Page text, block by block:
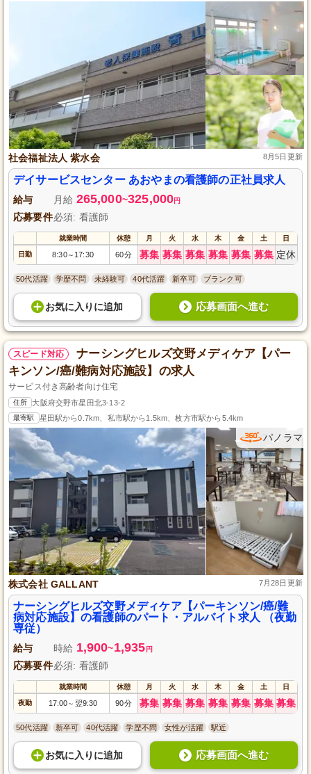
社会福祉法人 紫水会 8月5日更新
デイサービスセンター あおやまの看護師の正社員求人
給与 月給 265,000~325,000円
応募要件必須: 看護師
就業時間 休憩 月 火 水 木 金 土 日
日勤 8:30～ 17:30 60分 募集 募集 募集 募集 募集 募集 定休
50代活躍 学歴不問 未経験可 40代活躍 新卒可 ブランク可
お気に入り に追加 応募画面へ進む
スピード対応
ナーシングヒルズ交野メディケア【パー
キンソン/癌/難病対応施設】の求人
サービス付き高齢者向け住宅
住所 大阪府交野市星田北3-13-2
最寄駅 星田駅から0.7km、私市駅から1.5km、枚方市駅から5.4km
パノラマ
株式会社 GALLANT 7月28日更新
ナーシングヒルズ交野メディケア【パーキンソン/癌/難
病対応施設】の看護師のパート・アルバイト求人 （夜勤
専従）
給与 時給 1,900~1,935 円
応募要件必須: 看護師
就業時間 休憩 月 火 水 木 金 土 日
夜勤 17:00～ 翌9:30 90分 募集 募集 募集 募集 募集 募集 募集
50代活躍 新卒可 40代活躍 学歴不問 女性が活躍 駅近
お気に入り に追加 応募画面へ進む